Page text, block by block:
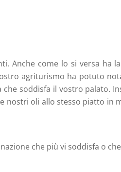
Anche come lo si versa ha
agriturismo ha potuto
soddisfa il vostro palato.
nostri oli allo stesso piatto
che più vi soddisfa o